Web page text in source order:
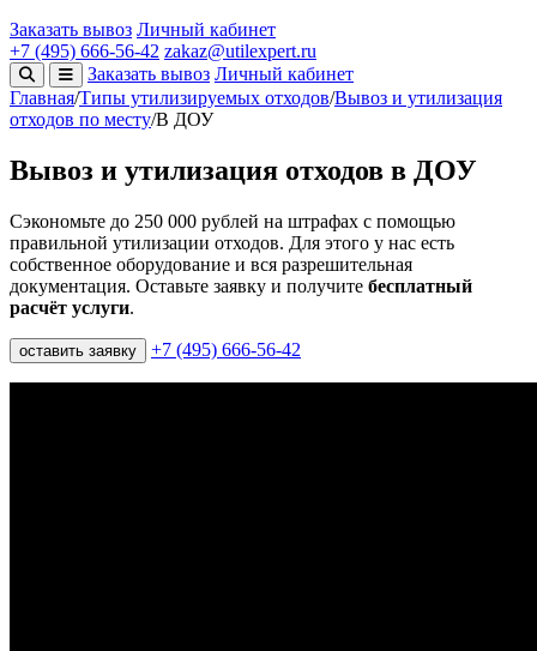
Заказать вывоз Личный кабинет
+7 (495) 666-56-42 zakaz@utilexpert.ru
Заказать вывоз Личный кабинет
Главная/Типы утилизируемых отходов/Вывоз и утилизация
отходов по месту/В ДОУ
Вывоз и утилизация отходов в ДОУ
Сэкономьте до 250 000 рублей на штрафах с помощью
правильной утилизации отходов. Для этого у нас есть
собственное оборудование и вся разрешительная
документация. Оставьте заявку и получите бесплатный
расчёт услуги.
оставить заявку +7 (495) 666-56-42